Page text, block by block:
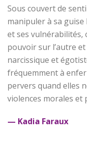
Sous couvert de
manipuler à sa guise
et ses vulnérabilités,
pouvoir sur l’autre
narcissique et
fréquemment à
pervers quand elles
violences morales et
— Kadia Faraux